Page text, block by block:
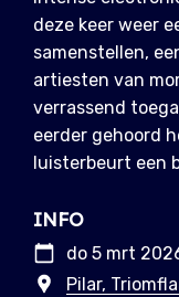
deze keer weer
samenstellen,
artiesten van
verrassend
eerder gehoord
luisterbeurt een
INFO
do 5 mrt
Pilar,